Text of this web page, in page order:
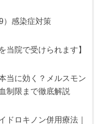
）感染症対策
当院で受けられます】
当に効く？メルスモン
制限まで徹底解説
ドロキノン併用療法｜